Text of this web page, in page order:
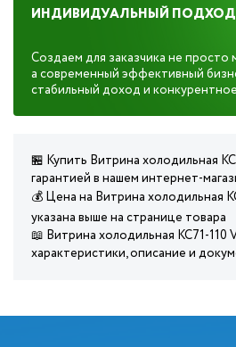
ИНДИВИДУАЛЬНЫЙ ПОДХОД
Создаем для заказчика не просто
а современный эффективный
стабильный доход и
🏪 Купить Витрина холодильная
гарантией в нашем интернет-
💰 Цена на Витрина холодильная
указана выше на странице товара
📖 Витрина холодильная KC71-110
характеристики, описание и